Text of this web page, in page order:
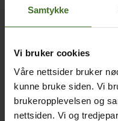
Samtykke
Vi bruker cookies
Våre nettsider bruker
kunne bruke siden. Vi
brukeropplevelsen og
nettsiden. Vi og